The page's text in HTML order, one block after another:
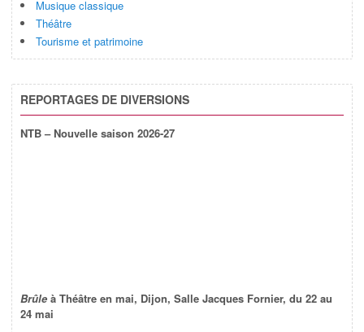
Musique classique
Théâtre
Tourisme et patrimoine
REPORTAGES DE DIVERSIONS
NTB – Nouvelle saison 2026-27
Brûle à Théâtre en mai, Dijon, Salle Jacques Fornier, du 22 au
24 mai